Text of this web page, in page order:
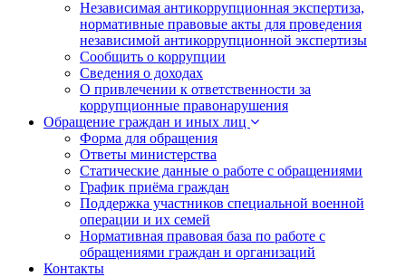
Независимая антикоррупционная экспертиза,
нормативные правовые акты для проведения
независимой антикоррупционной экспертизы
Сообщить о коррупции
Сведения о доходах
О привлечении к ответственности за
коррупционные правонарушения
Обращение граждан и иных лиц
Форма для обращения
Ответы министерства
Статические данные о работе с обращениями
График приёма граждан
Поддержка участников специальной военной
операции и их семей
Нормативная правовая база по работе с
обращениями граждан и организаций
Контакты